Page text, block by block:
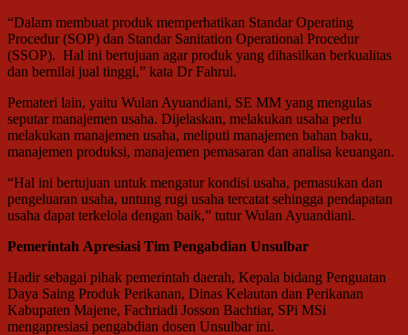
“Dalam membuat produk memperhatikan Standar Operating
Procedur (SOP) dan Standar Sanitation Operational Procedur
(SSOP). Hal ini bertujuan agar produk yang dihasilkan berkualitas
dan bernilai jual tinggi,” kata Dr Fahrul.
Pemateri lain, yaitu Wulan Ayuandiani, SE MM yang mengulas
seputar manajemen usaha. Dijelaskan, melakukan usaha perlu
melakukan manajemen usaha, meliputi manajemen bahan baku,
manajemen produksi, manajemen pemasaran dan analisa keuangan.
“Hal ini bertujuan untuk mengatur kondisi usaha, pemasukan dan
pengeluaran usaha, untung rugi usaha tercatat sehingga pendapatan
usaha dapat terkelola dengan baik,” tutur Wulan Ayuandiani.
Pemerintah Apresiasi Tim Pengabdian Unsulbar
Hadir sebagai pihak pemerintah daerah, Kepala bidang Penguatan
Daya Saing Produk Perikanan, Dinas Kelautan dan Perikanan
Kabupaten Majene, Fachriadi Josson Bachtiar, SPi MSi
mengapresiasi pengabdian dosen Unsulbar ini.